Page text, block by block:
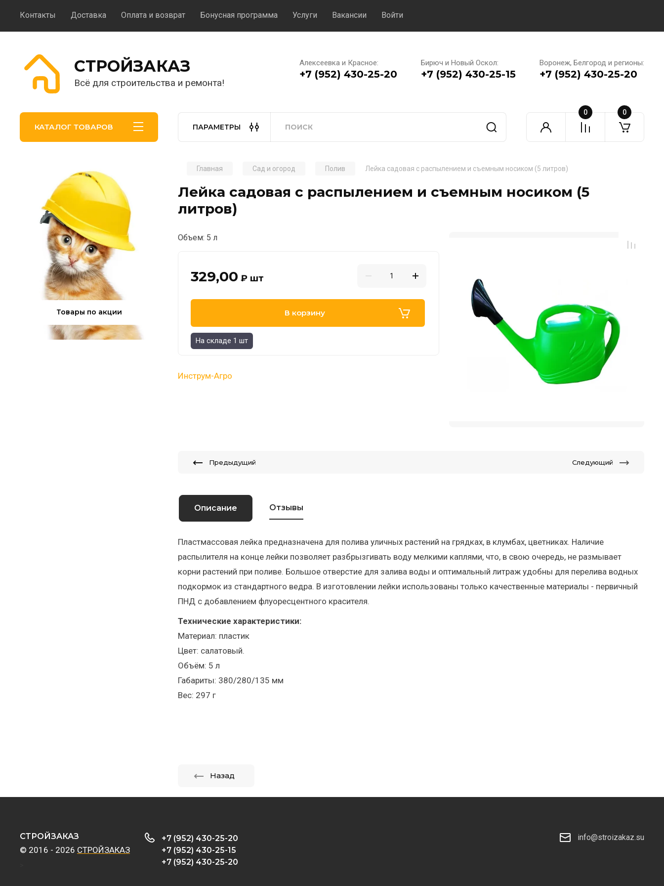
Контакты Доставка Оплата и возврат Бонусная программа Услуги Вакансии Войти
CТРОЙЗАКАЗ
Всё для строительства и ремонта!
Алексеевка и Красное:
+7 (952) 430-25-20
Бирюч и Новый Оскол:
+7 (952) 430-25-15
Воронеж, Белгород и регионы:
+7 (952) 430-25-20
КАТАЛОГ ТОВАРОВ ПАРАМЕТРЫ
0 0
Товары по акции
Главная Сад и огород Полив Лейка садовая с распылением и съемным носиком (5 литров)
Лейка садовая с распылением и съемным носиком (5
литров)
Объем: 5 л
329,00 ₽ шт
В корзину
На складе 1 шт
Инструм-Агро
Предыдущий Следующий
Описание Отзывы
Пластмассовая лейка предназначена для полива уличных растений на грядках, в клумбах, цветниках. Наличие
распылителя на конце лейки позволяет разбрызгивать воду мелкими каплями, что, в свою очередь, не размывает
корни растений при поливе. Большое отверстие для залива воды и оптимальный литраж удобны для перелива водных
подкормок из стандартного ведра. В изготовлении лейки использованы только качественные материалы - первичный
ПНД с добавлением флуоресцентного красителя.
Технические характеристики:
Материал: пластик
Цвет: салатовый.
Объём: 5 л
Габариты: 380/280/135 мм
Вес: 297 г
Назад
CТРОЙЗАКАЗ
© 2016 - 2026 CТРОЙЗАКАЗ
+7 (952) 430-25-20
+7 (952) 430-25-15
+7 (952) 430-25-20
info@stroizakaz.su